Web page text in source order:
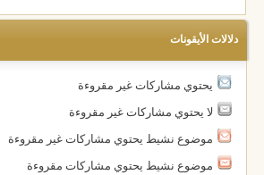
دلالات الأيقونات
يحتوي مشاركات غير مقروءة
لا يحتوي مشاركات غير مقروءة
موضوع نشيط يحتوي مشاركات غير مقروءة
موضوع نشيط يحتوي مشاركات مقروءة